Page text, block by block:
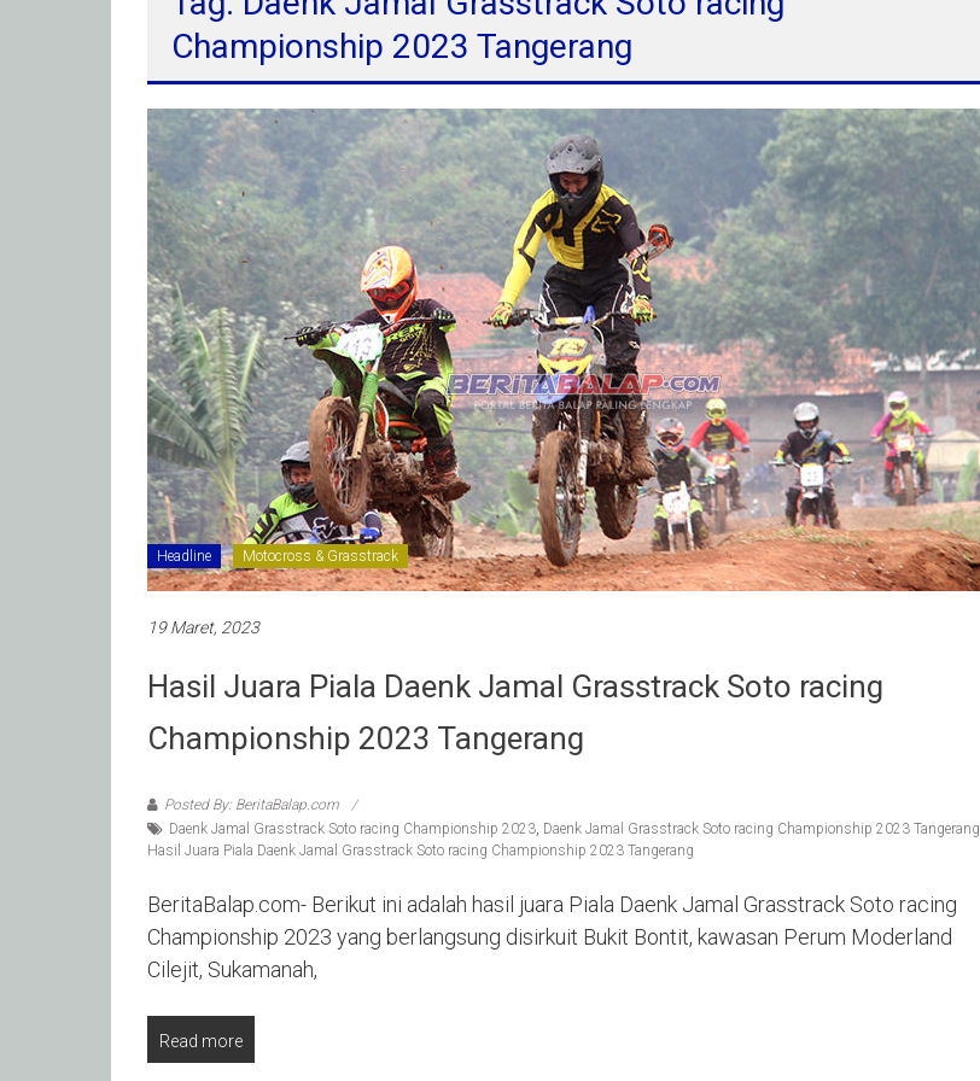
Championship 2023 Tangerang
Headline Motocross & Grasstrack
19 Maret, 2023
Hasil Juara Piala Daenk Jamal Grasstrack Soto racing
Championship 2023 Tangerang
Posted By: BeritaBalap.com
Daenk Jamal Grasstrack Soto racing Championship 2023, Daenk Jamal Grasstrack Soto racing Championship 2023 Tangerang
Hasil Juara Piala Daenk Jamal Grasstrack Soto racing Championship 2023 Tangerang
BeritaBalap.com- Berikut ini adalah hasil juara Piala Daenk Jamal Grasstrack Soto racing
Championship 2023 yang berlangsung disirkuit Bukit Bontit, kawasan Perum Moderland
Cilejit, Sukamanah,
Read more